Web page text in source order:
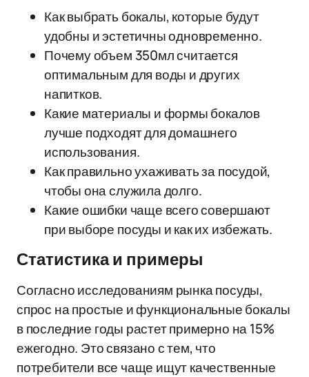
Как выбрать бокалы, которые будут
удобны и эстетичны одновременно.
Почему объем 350мл считается
оптимальным для воды и других
напитков.
Какие материалы и формы бокалов
лучше подходят для домашнего
использования.
Как правильно ухаживать за посудой,
чтобы она служила долго.
Какие ошибки чаще всего совершают
при выборе посуды и как их избежать.
Статистика и примеры
Согласно исследованиям рынка посуды,
спрос на простые и функциональные бокалы
в последние годы растет примерно на 15%
ежегодно. Это связано с тем, что
потребители все чаще ищут качественные